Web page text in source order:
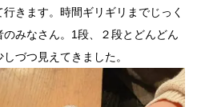
きます。時間ギリギリまでじっく
みなさん。1段、２段とどんどん
づつ見えてきました。